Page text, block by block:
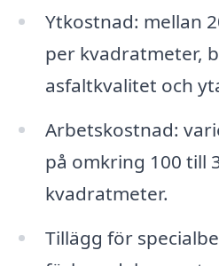
Ytkostnad: mellan
per kvadratmeter,
asfaltkvalitet och
Arbetskostnad:
på omkring 100 till
kvadratmeter.
Tillägg för